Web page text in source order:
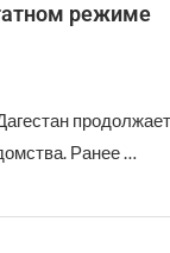
режиме
Ранее …